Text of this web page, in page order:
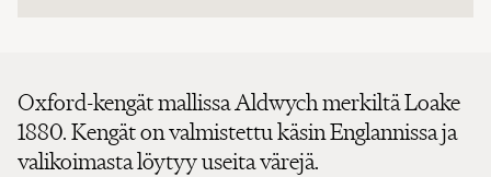
Oxford-kengät mallissa Aldwych merkiltä Loake
1880. Kengät on valmistettu käsin Englannissa ja
valikoimasta löytyy useita värejä.